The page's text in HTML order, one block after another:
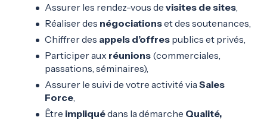
Assurer les rendez-vous de visites de sites,
Réaliser des négociationset des soutenances,
Chiffrer des appels d’offres publics et privés,
Participer aux réunions (commerciales,
passations, séminaires),
Assurer le suivi de votre activité viaSales
Force,
Être impliquédans la démarche Qualité,